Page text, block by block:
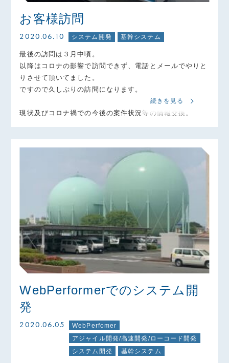
お客様訪問
2020.06.10 システム開発 基幹システム
最後の訪問は３月中頃。
以降はコロナの影響で訪問できず、電話とメールでやりと
りさせて頂いてました。
ですので久しぶりの訪問になります。
現状及びコロナ禍での今後の案件状況等の情報交換。
続きを見る
WebPerformerでのシステム開
発
2020.06.05
WebPerfomer
アジャイル開発/高速開発/ローコード開発
システム開発
基幹システム